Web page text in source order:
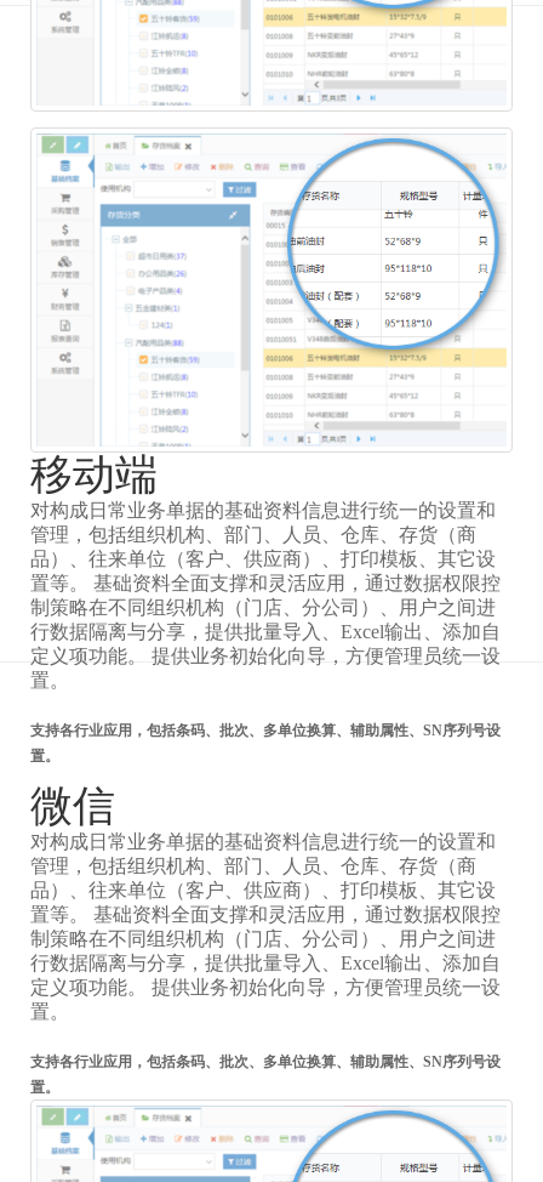
移动端
对构成日常业务单据的基础资料信息进行统一的设置和
管理，包括组织机构、部门、人员、仓库、存货（商
品）、往来单位（客户、供应商）、打印模板、其它设
置等。 基础资料全面支撑和灵活应用，通过数据权限控
制策略在不同组织机构（门店、分公司）、用户之间进
行数据隔离与分享，提供批量导入、Excel输出、添加自
定义项功能。 提供业务初始化向导，方便管理员统一设
置。
支持各行业应用，包括条码、批次、多单位换算、辅助属性、SN序列号设
置。
微信
对构成日常业务单据的基础资料信息进行统一的设置和
管理，包括组织机构、部门、人员、仓库、存货（商
品）、往来单位（客户、供应商）、打印模板、其它设
置等。 基础资料全面支撑和灵活应用，通过数据权限控
制策略在不同组织机构（门店、分公司）、用户之间进
行数据隔离与分享，提供批量导入、Excel输出、添加自
定义项功能。 提供业务初始化向导，方便管理员统一设
置。
支持各行业应用，包括条码、批次、多单位换算、辅助属性、SN序列号设
置。